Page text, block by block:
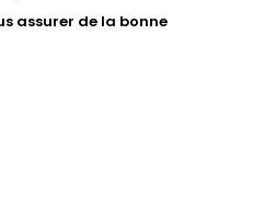
assurer de la bonne